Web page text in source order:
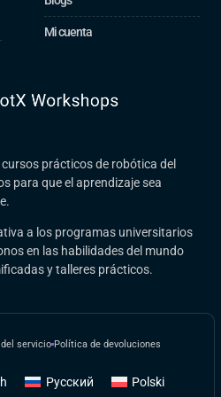
Mi cuenta
prácticos de robótica del
para que el aprendizaje sea
a los programas universitarios
en las habilidades del mundo
y talleres prácticos.
servicio Política de devoluciones
Русский Polski